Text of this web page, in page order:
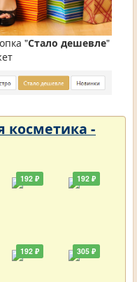
"Стало дешевле"
косметика -
192 ₽
192 ₽
192 ₽
305 ₽